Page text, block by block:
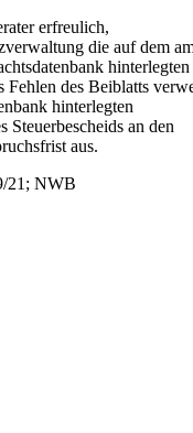
erfreulich,
die auf dem
hinterlegten
Fehlen des Beiblatts
hinterlegten
Steuerbescheids an den
aus.
21; NWB